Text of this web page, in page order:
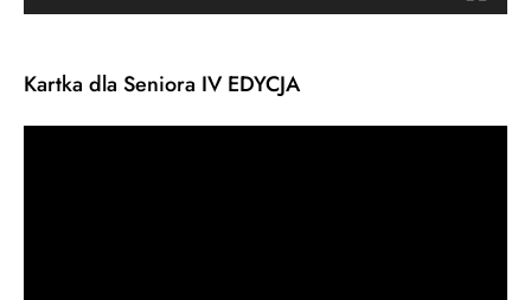
Kartka dla Seniora IV EDYCJA